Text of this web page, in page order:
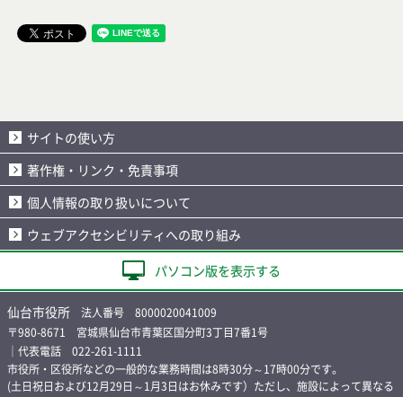
サイトの使い方
著作権・リンク・免責事項
個人情報の取り扱いについて
ウェブアクセシビリティへの取り組み
パソコン版を表示する
仙台市役所 法人番号 8000020041009
〒980-8671 宮城県仙台市青葉区国分町3丁目7番1号
｜代表電話 022-261-1111
市役所・区役所などの一般的な業務時間は8時30分～17時00分です。
(土日祝日および12月29日～1月3日はお休みです）ただし、施設によって異なる